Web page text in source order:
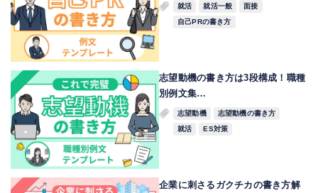
就活 就活一般
面接
自己PRの書き方
志望動機の書き方は3段構成！職種
別例文集…
志望動機
志望動機の書き方
就活
ES対策
企業に刺さるガクチカの書き方解